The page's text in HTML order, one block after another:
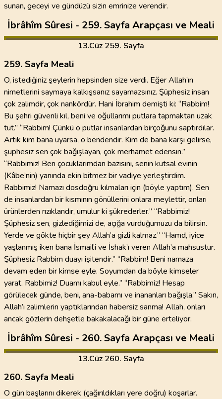
sunan, geceyi ve gündüzü sizin emrinize verendir.
İbrâhîm Sûresi - 259. Sayfa Arapçası ve Meali
13.Cüz 259. Sayfa
259. Sayfa Meali
O, istediğiniz şeylerin hepsinden size verdi. Eğer Allah’ın
nimetlerini saymaya kalkışsanız sayamazsınız. Şüphesiz insan
çok zalimdir, çok nankördür. Hani İbrahim demişti ki: “Rabbim!
Bu şehri güvenli kıl, beni ve oğullarımı putlara tapmaktan uzak
tut.” “Rabbim! Çünkü o putlar insanlardan birçoğunu saptırdılar.
Artık kim bana uyarsa, o bendendir. Kim de bana karşı gelirse,
şüphesiz sen çok bağışlayan, çok merhamet edensin.”
“Rabbimiz! Ben çocuklarımdan bazısını, senin kutsal evinin
(Kâbe’nin) yanında ekin bitmez bir vadiye yerleştirdim.
Rabbimiz! Namazı dosdoğru kılmaları için (böyle yaptım). Sen
de insanlardan bir kısmının gönüllerini onlara meylettir, onları
ürünlerden rızıklandır, umulur ki şükrederler.” “Rabbimiz!
Şüphesiz sen, gizlediğimizi de, açığa vurduğumuzu da bilirsin.
Yerde ve gökte hiçbir şey Allah’a gizli kalmaz.” “Hamd, iyice
yaşlanmış iken bana İsmail’i ve İshak’ı veren Allah’a mahsustur.
Şüphesiz Rabbim duayı işitendir.” “Rabbim! Beni namaza
devam eden bir kimse eyle. Soyumdan da böyle kimseler
yarat. Rabbimiz! Duamı kabul eyle.” “Rabbimiz! Hesap
görülecek günde, beni, ana-babamı ve inananları bağışla.” Sakın,
Allah’ı zalimlerin yaptıklarından habersiz sanma! Allah, onları
ancak gözlerin dehşetle bakakalacağı bir güne erteliyor.
İbrâhîm Sûresi - 260. Sayfa Arapçası ve Meali
13.Cüz 260. Sayfa
260. Sayfa Meali
O gün başlarını dikerek (çağırıldıkları yere doğru) koşarlar.